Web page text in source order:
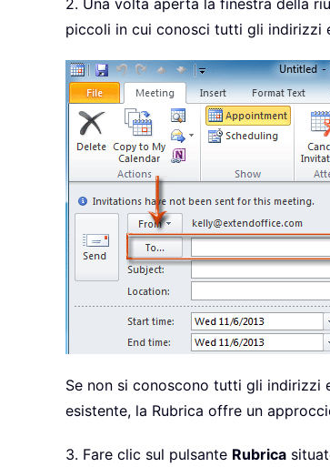
2. Una volta aperta la finestra della
piccoli in cui conosci tutti gli indirizzi
Se non si conoscono tutti gli indirizzi
esistente, la Rubrica offre un
3. Fare clic sul pulsante Rubrica